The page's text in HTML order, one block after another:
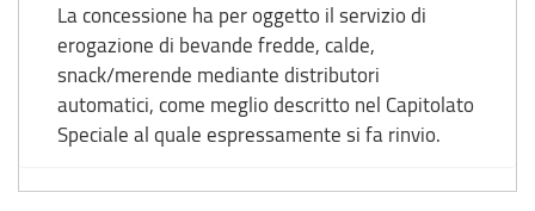
La concessione ha per oggetto il servizio di
erogazione di bevande fredde, calde,
snack/merende mediante distributori
automatici, come meglio descritto nel Capitolato
Speciale al quale espressamente si fa rinvio.